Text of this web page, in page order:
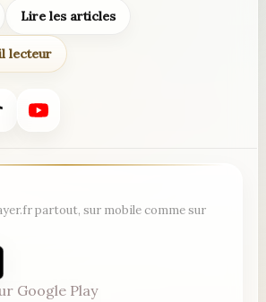
Lire les articles
lecteur
partout, sur mobile comme sur